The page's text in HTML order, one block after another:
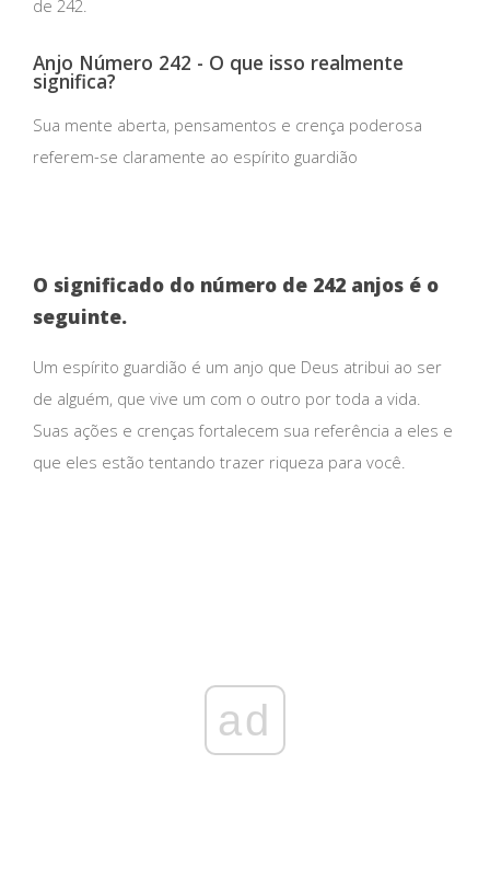
de 242.
Anjo Número 242 - O que isso realmente
significa?
Sua mente aberta, pensamentos e crença poderosa
referem-se claramente ao espírito guardião
O significado do número de 242 anjos é o
seguinte.
Um espírito guardião é um anjo que Deus atribui ao ser
de alguém, que vive um com o outro por toda a vida.
Suas ações e crenças fortalecem sua referência a eles e
que eles estão tentando trazer riqueza para você.
ad